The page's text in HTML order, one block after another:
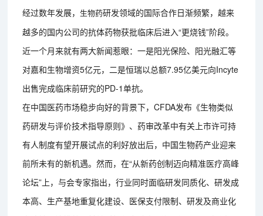
经过数年发展，生物药研发领域的国际合作日渐频繁，越来
越多的国内公司的抗体药物获批临床后进入“更烧钱”阶段。
近一个月来就有两大新闻惹眼：一是阳光保险、阳光融汇等
对嘉和生物增资5亿元，二是恒瑞以总额7.95亿美元向Incyte
出售完成临床前研究的PD-1单抗。
在中国医药市场稳步向好的背景下，CFDA发布《生物类似
药研发与评价技术指导原则》、药审改革中有关上市许可持
有人制度有望开展试点的利好放出后，中国生物药产业迎来
前所未有的新机遇。然而，在“从新药创制迈向精准医疗高峰
论坛”上，与会专家指出，行业同时面临研发同质化、研发成
本高、生产基地重复化建设、医保支付限制、研发及商业化